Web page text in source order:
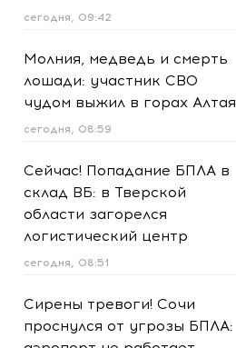
сегодня, 09:42
Молния, медведь и смерть
лошади: участник СВО
чудом выжил в горах Алтая
сегодня, 08:59
Сейчас! Попадание БПЛА в
склад ВБ: в Тверской
области загорелся
логистический центр
сегодня, 08:51
Сирены тревоги! Сочи
проснулся от угрозы БПЛА: